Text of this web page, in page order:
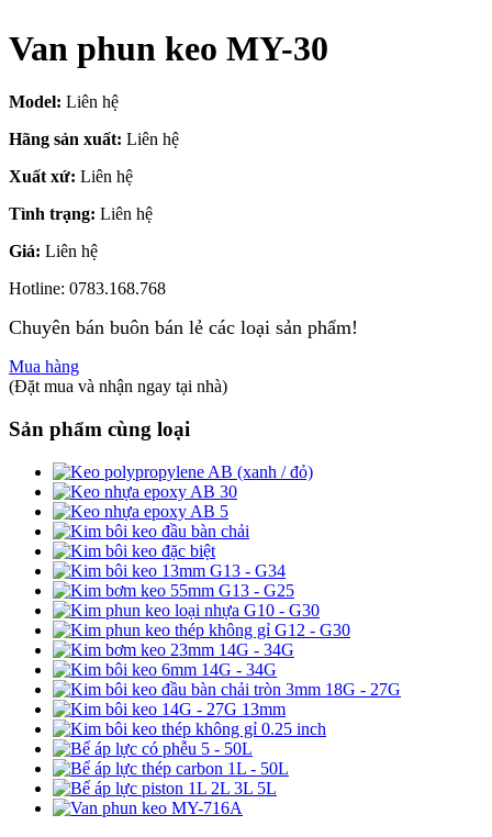
Van phun keo MY-30
Model: Liên hệ
Hãng sản xuất: Liên hệ
Xuất xứ: Liên hệ
Tình trạng: Liên hệ
Giá: Liên hệ
Hotline: 0783.168.768
Chuyên bán buôn bán lẻ các loại sản phẩm!
Mua hàng
(Đặt mua và nhận ngay tại nhà)
Sản phẩm cùng loại